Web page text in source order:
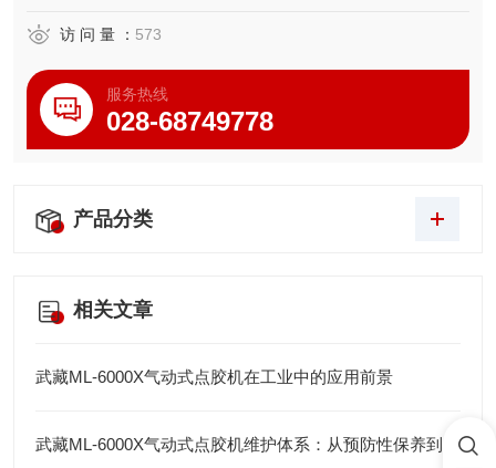
访 问 量 ： 573
服务热线
028-68749778
产品分类
相关文章
武藏ML-6000X气动式点胶机在工业中的应用前景
武藏ML-6000X气动式点胶机维护体系：从预防性保养到智能运维